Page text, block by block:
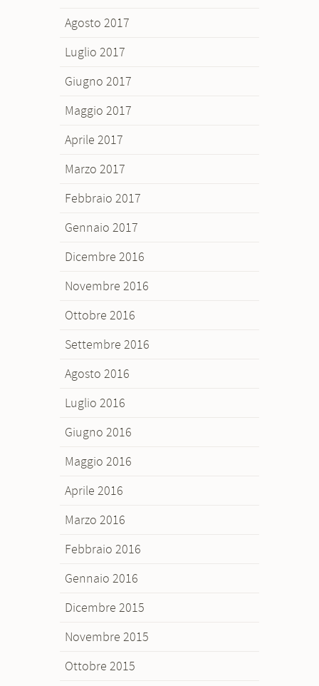
Agosto 2017
Luglio 2017
Giugno 2017
Maggio 2017
Aprile 2017
Marzo 2017
Febbraio 2017
Gennaio 2017
Dicembre 2016
Novembre 2016
Ottobre 2016
Settembre 2016
Agosto 2016
Luglio 2016
Giugno 2016
Maggio 2016
Aprile 2016
Marzo 2016
Febbraio 2016
Gennaio 2016
Dicembre 2015
Novembre 2015
Ottobre 2015